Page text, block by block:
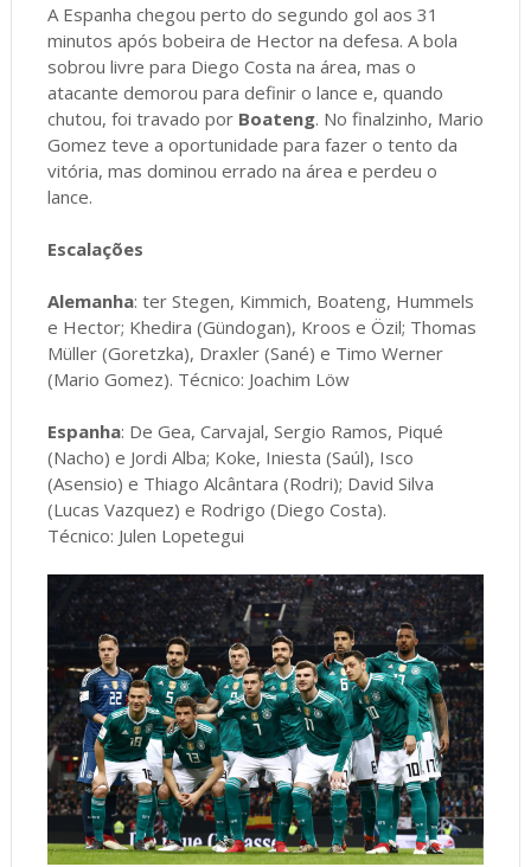
A Espanha chegou perto do segundo gol aos 31
minutos após bobeira de Hector na defesa. A bola
sobrou livre para Diego Costa na área, mas o
atacante demorou para definir o lance e, quando
chutou, foi travado por Boateng. No finalzinho, Mario
Gomez teve a oportunidade para fazer o tento da
vitória, mas dominou errado na área e perdeu o
lance.
Escalações
Alemanha: ter Stegen, Kimmich, Boateng, Hummels
e Hector; Khedira (Gündogan), Kroos e Özil; Thomas
Müller (Goretzka), Draxler (Sané) e Timo Werner
(Mario Gomez). Técnico: Joachim Löw
Espanha: De Gea, Carvajal, Sergio Ramos, Piqué
(Nacho) e Jordi Alba; Koke, Iniesta (Saúl), Isco
(Asensio) e Thiago Alcântara (Rodri); David Silva
(Lucas Vazquez) e Rodrigo (Diego Costa).
Técnico: Julen Lopetegui